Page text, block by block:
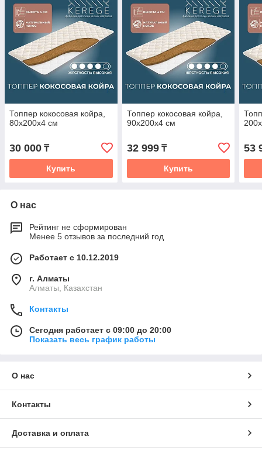
Топпер кокосовая койра,
80x200x4 см
30 000 ₸
Купить
Топпер кокосовая койра,
90x200x4 см
32 999₸
Купить
53
О нас
Рейтинг не сформирован
Менее 5 отзывов за последний год
Работает с 10.12.2019
г. Алматы
Алматы, Казахстан
Контакты
Сегодня работает с 09:00 до 20:00
Показать весь график работы
О нас
Контакты
Доставка и оплата